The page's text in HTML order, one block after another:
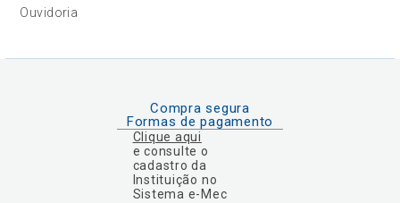
Ouvidoria
Compra segura
Formas de pagamento
Clique aqui
e consulte o
cadastro da
Instituição no
Sistema e-Mec